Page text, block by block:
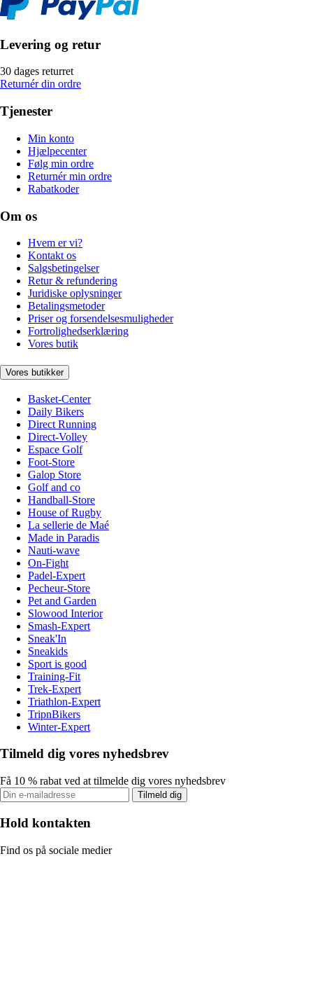
Levering og retur
30 dages returret
Returnér din ordre
Tjenester
Min konto
Hjælpecenter
Følg min ordre
Returnér min ordre
Rabatkoder
Om os
Hvem er vi?
Kontakt os
Salgsbetingelser
Retur & refundering
Juridiske oplysninger
Betalingsmetoder
Priser og forsendelsesmuligheder
Fortrolighedserklæring
Vores butik
Vores butikker
Basket-Center
Daily Bikers
Direct Running
Direct-Volley
Espace Golf
Foot-Store
Galop Store
Golf and co
Handball-Store
House of Rugby
La sellerie de Maé
Made in Paradis
Nauti-wave
On-Fight
Padel-Expert
Pecheur-Store
Pet and Garden
Slowood Interior
Smash-Expert
Sneak'In
Sneakids
Sport is good
Training-Fit
Trek-Expert
Triathlon-Expert
TripnBikers
Winter-Expert
Tilmeld dig vores nyhedsbrev
Få 10 % rabat ved at tilmelde dig vores nyhedsbrev
Tilmeld dig
Hold kontakten
Find os på sociale medier